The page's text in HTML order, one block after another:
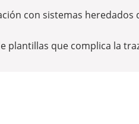
con sistemas
plantillas que complica la